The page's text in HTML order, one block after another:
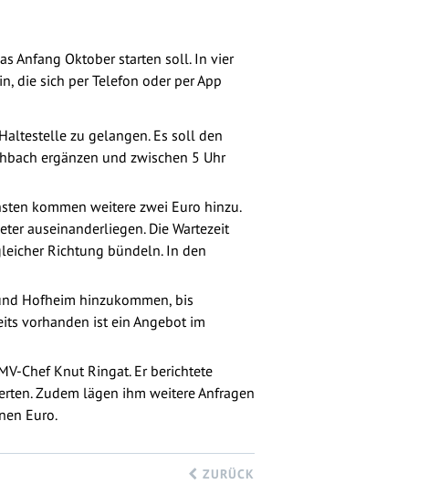
Anfang Oktober starten soll. In vier
die sich per Telefon oder per App
zu gelangen. Es soll den
ergänzen und zwischen 5 Uhr
kommen weitere zwei Euro hinzu.
auseinanderliegen. Die Wartezeit
Richtung bündeln. In den
Hofheim hinzukommen, bis
vorhanden ist ein Angebot im
Chef Knut Ringat. Er berichtete
Zudem lägen ihm weitere Anfragen
Euro.
ZURÜCK